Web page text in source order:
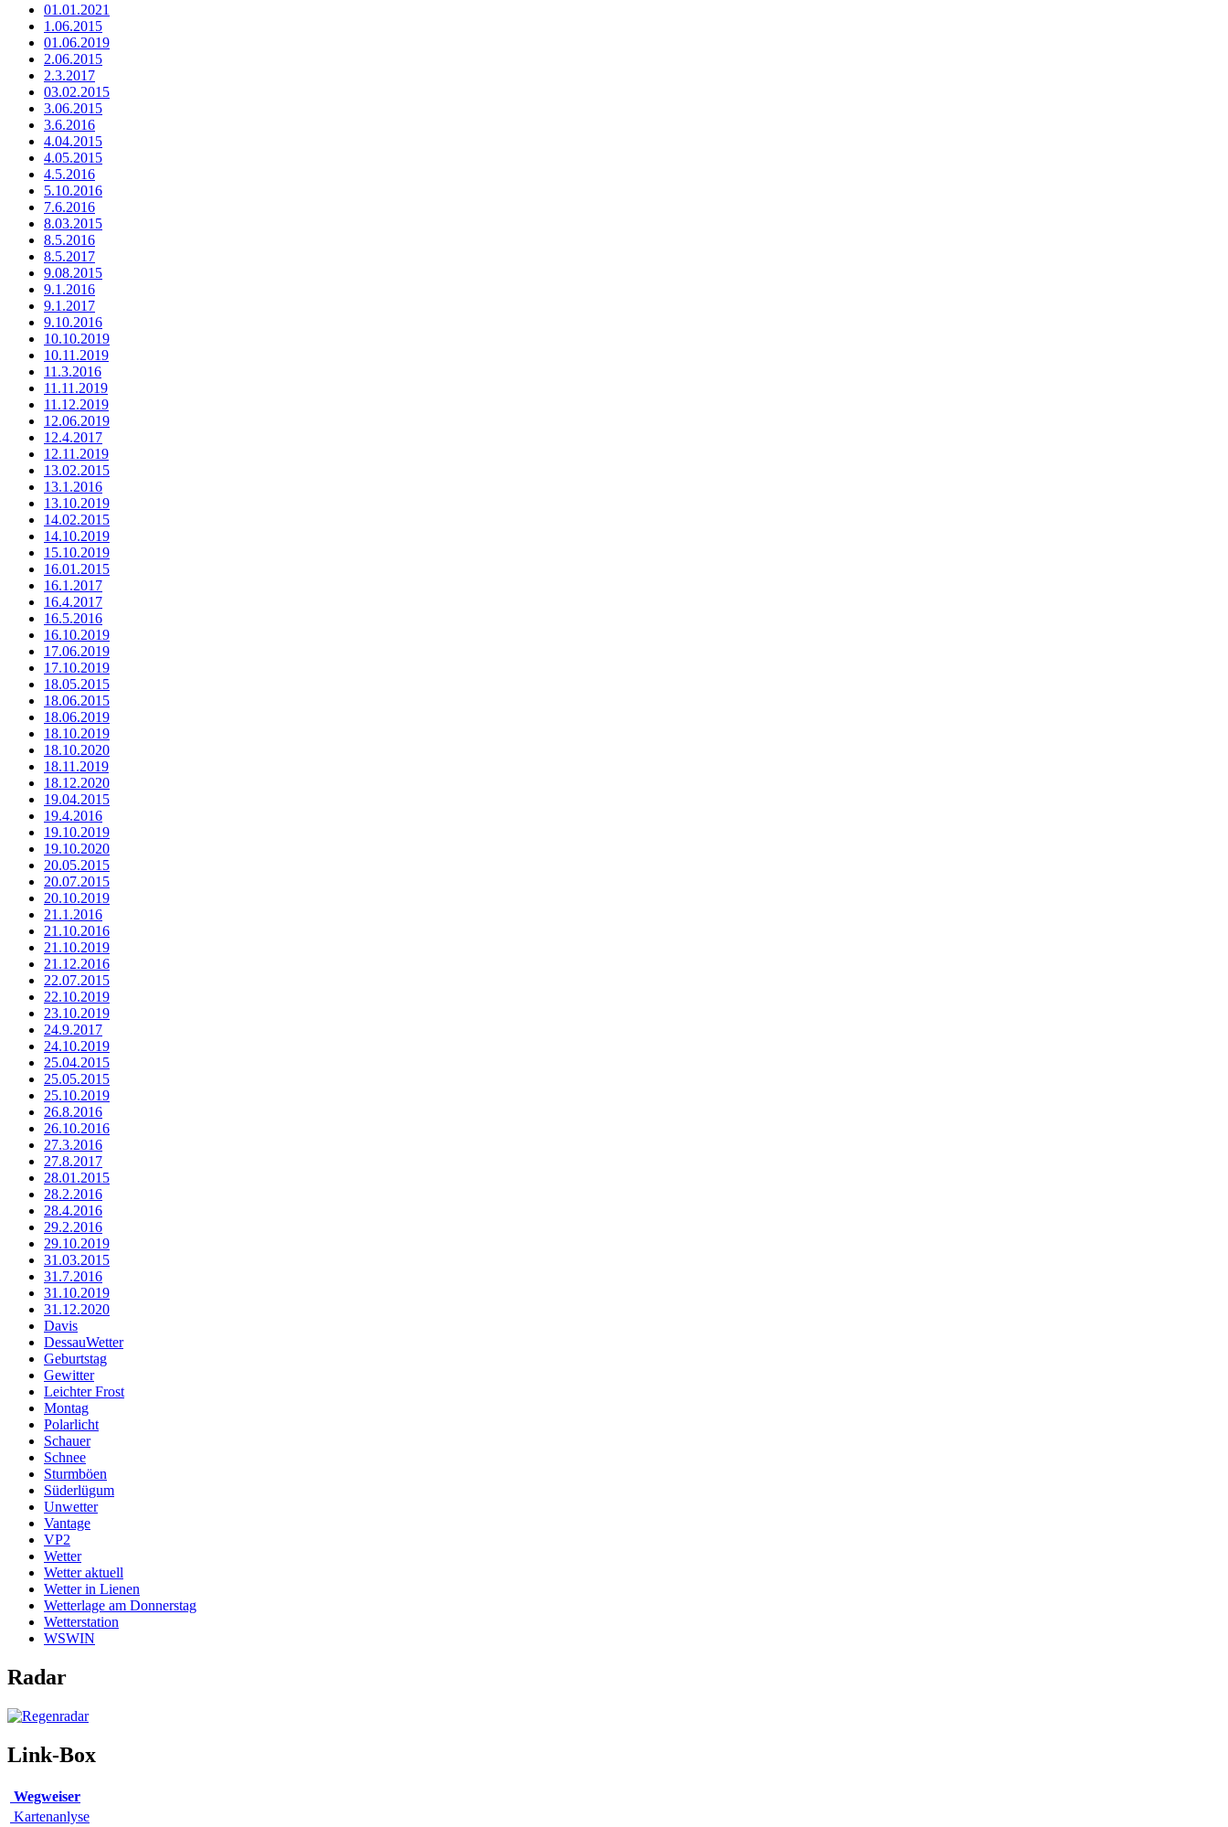
01.01.2021
1.06.2015
01.06.2019
2.06.2015
2.3.2017
03.02.2015
3.06.2015
3.6.2016
4.04.2015
4.05.2015
4.5.2016
5.10.2016
7.6.2016
8.03.2015
8.5.2016
8.5.2017
9.08.2015
9.1.2016
9.1.2017
9.10.2016
10.10.2019
10.11.2019
11.3.2016
11.11.2019
11.12.2019
12.06.2019
12.4.2017
12.11.2019
13.02.2015
13.1.2016
13.10.2019
14.02.2015
14.10.2019
15.10.2019
16.01.2015
16.1.2017
16.4.2017
16.5.2016
16.10.2019
17.06.2019
17.10.2019
18.05.2015
18.06.2015
18.06.2019
18.10.2019
18.10.2020
18.11.2019
18.12.2020
19.04.2015
19.4.2016
19.10.2019
19.10.2020
20.05.2015
20.07.2015
20.10.2019
21.1.2016
21.10.2016
21.10.2019
21.12.2016
22.07.2015
22.10.2019
23.10.2019
24.9.2017
24.10.2019
25.04.2015
25.05.2015
25.10.2019
26.8.2016
26.10.2016
27.3.2016
27.8.2017
28.01.2015
28.2.2016
28.4.2016
29.2.2016
29.10.2019
31.03.2015
31.7.2016
31.10.2019
31.12.2020
Davis
DessauWetter
Geburtstag
Gewitter
Leichter Frost
Montag
Polarlicht
Schauer
Schnee
Sturmböen
Süderlügum
Unwetter
Vantage
VP2
Wetter
Wetter aktuell
Wetter in Lienen
Wetterlage am Donnerstag
Wetterstation
WSWIN
Radar
Link-Box
Wegweiser
Kartenanlyse